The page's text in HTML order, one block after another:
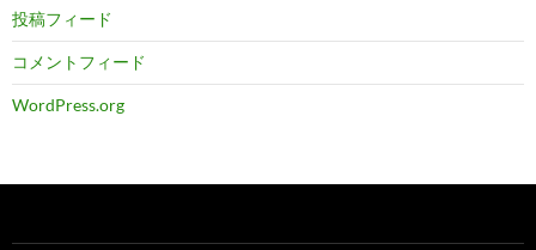
投稿フィード
コメントフィード
WordPress.org